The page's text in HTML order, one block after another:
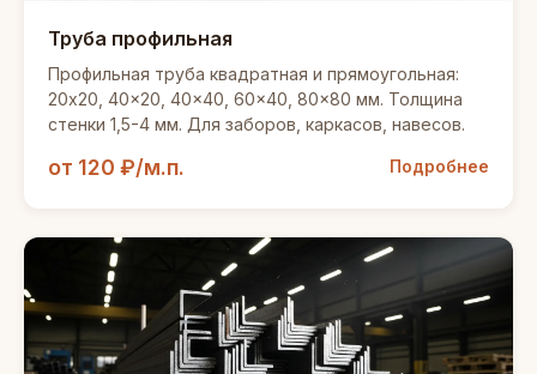
Труба профильная
Профильная труба квадратная и прямоугольная:
20x20, 40x20, 40x40, 60x40, 80x80 мм. Толщина
стенки 1,5-4 мм. Для заборов, каркасов, навесов.
от 120 ₽/м.п. Подробнее